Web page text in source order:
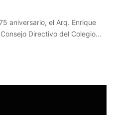
aniversario, el Arq. Enrique
Directivo del Colegio…